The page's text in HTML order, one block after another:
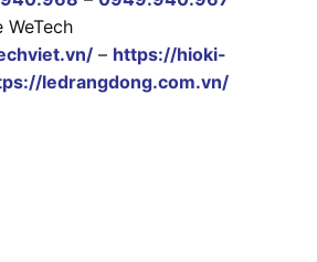
– https://hioki-
ledrangdong.com.vn/